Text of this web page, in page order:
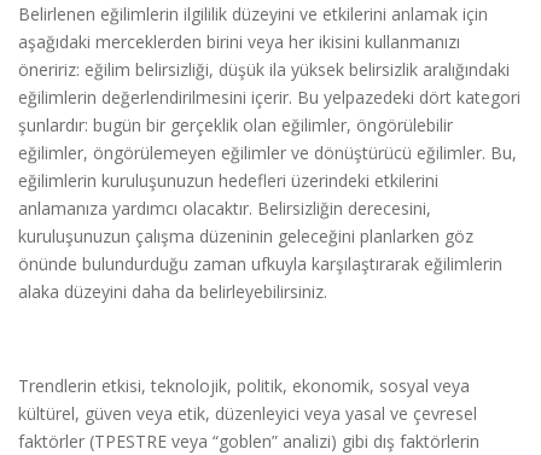
Belirlenen eğilimlerin ilgililik düzeyini ve etkilerini anlamak için
aşağıdaki merceklerden birini veya her ikisini kullanmanızı
öneririz: eğilim belirsizliği, düşük ila yüksek belirsizlik aralığındaki
eğilimlerin değerlendirilmesini içerir. Bu yelpazedeki dört kategori
şunlardır: bugün bir gerçeklik olan eğilimler, öngörülebilir
eğilimler, öngörülemeyen eğilimler ve dönüştürücü eğilimler. Bu,
eğilimlerin kuruluşunuzun hedefleri üzerindeki etkilerini
anlamanıza yardımcı olacaktır. Belirsizliğin derecesini,
kuruluşunuzun çalışma düzeninin geleceğini planlarken göz
önünde bulundurduğu zaman ufkuyla karşılaştırarak eğilimlerin
alaka düzeyini daha da belirleyebilirsiniz.
Trendlerin etkisi, teknolojik, politik, ekonomik, sosyal veya
kültürel, güven veya etik, düzenleyici veya yasal ve çevresel
faktörler (TPESTRE veya “goblen” analizi) gibi dış faktörlerin